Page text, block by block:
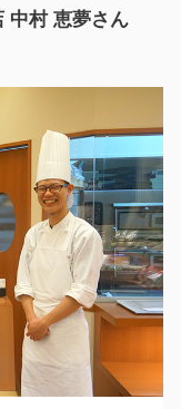
中村 恵夢さん